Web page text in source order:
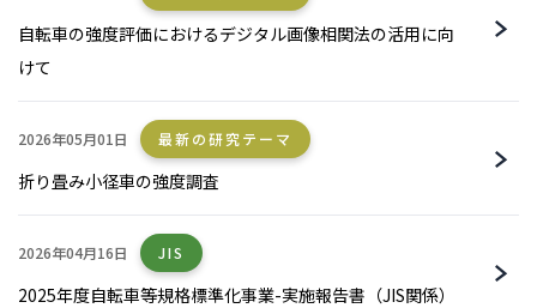
自転車の強度評価におけるデジタル画像相関法の活用に向
けて
2026年05月01日 最新の研究テーマ
折り畳み小径車の強度調査
2026年04月16日 JIS
2025年度自転車等規格標準化事業-実施報告書（JIS関係）